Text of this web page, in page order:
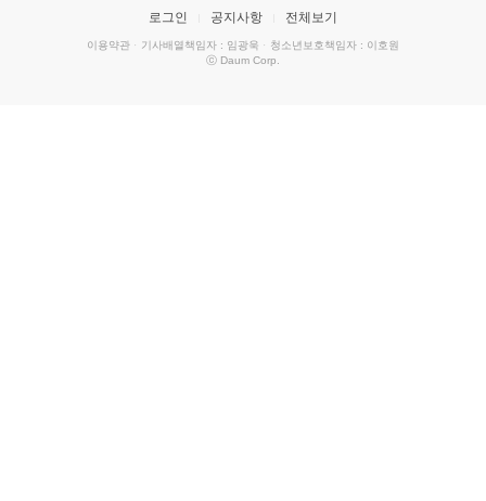
로그인 공지사항 전체보기
이용약관 · 기사배열책임자 : 임광욱 · 청소년보호책임자 : 이호원
ⓒ Daum Corp.